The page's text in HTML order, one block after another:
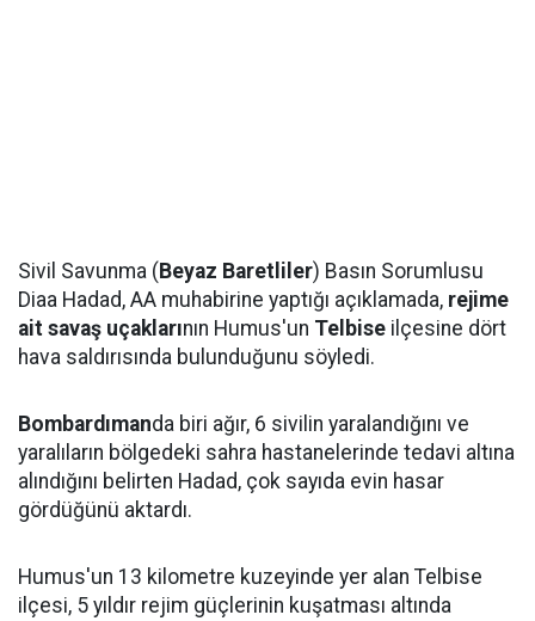
Sivil Savunma ( Beyaz Baretliler) Basın Sorumlusu
Diaa Hadad, AA muhabirine yaptığı açıklamada, rejime
ait savaş uçaklarının Humus'un Telbise ilçesine dört
hava saldırısında bulunduğunu söyledi.
Bombardımanda biri ağır, 6 sivilin yaralandığını ve
yaralıların bölgedeki sahra hastanelerinde tedavi altına
alındığını belirten Hadad, çok sayıda evin hasar
gördüğünü aktardı.
Humus'un 13 kilometre kuzeyinde yer alan Telbise
ilçesi, 5 yıldır rejim güçlerinin kuşatması altında